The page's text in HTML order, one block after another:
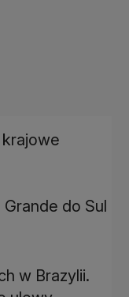
krajowe
do Sul
w Brazylii.